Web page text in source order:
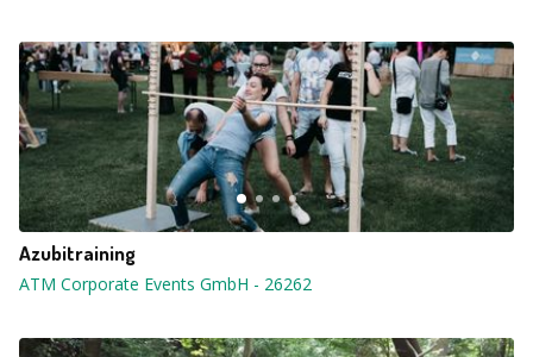
Azubitraining
ATM Corporate Events GmbH - 26262